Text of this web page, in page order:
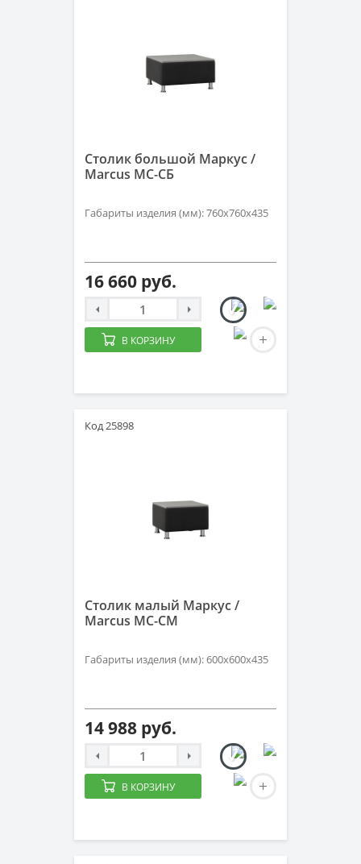
Столик большой Маркус /
Marcus MC-СБ
Габариты изделия (мм): 760х760х435
16 660 руб.
В КОРЗИНУ
Код 25898
Столик малый Маркус /
Marcus MC-СМ
Габариты изделия (мм): 600х600х435
14 988 руб.
В КОРЗИНУ